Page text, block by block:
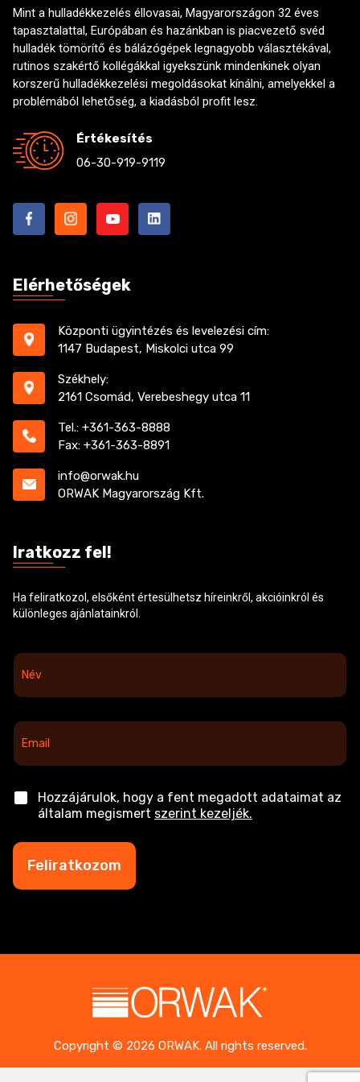
Mint a hulladékkezelés éllovasai, Magyarországon 32 éves
tapasztalattal, Európában és hazánkban is piacvezető svéd
hulladék tömörítő és bálázógépek legnagyobb választékával,
rutinos szakértő kollégákkal igyekszünk mindenkinek olyan
korszerű hulladékkezelési megoldásokat kínálni, amelyekkel a
problémából lehetőség, a kiadásból profit lesz.
Értékesítés
06-30-919-9119
Elérhetőségek
Központi ügyintézés és levelezési cím:
1147 Budapest, Miskolci utca 99
Székhely:
2161 Csomád, Verebeshegy utca 11
Tel.: +361-363-8888
Fax: +361-363-8891
info@orwak.hu
ORWAK Magyarország Kft.
Iratkozz fel!
Ha feliratkozol, elsőként értesülhetsz híreinkről, akcióinkról és
különleges ajánlatainkról.
N
v
E
m
a
l
*
C
c
o
Hozzájárulok, hogy a fent megadott adataimat az
általam megismert szerint kezeljék.
Feliratkozom
Copyright © 2026 ORWAK. All rights reserved.